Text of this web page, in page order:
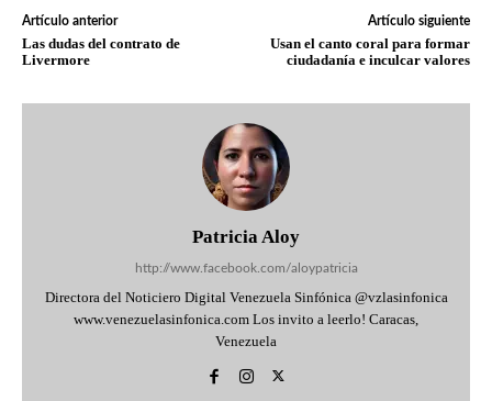
Artículo anterior
Las dudas del contrato de
Livermore
Artículo siguiente
Usan el canto coral para formar
ciudadanía e inculcar valores
Patricia Aloy
http://www.facebook.com/aloypatricia
Directora del Noticiero Digital Venezuela Sinfónica @vzlasinfonica
www.venezuelasinfonica.com Los invito a leerlo! Caracas,
Venezuela